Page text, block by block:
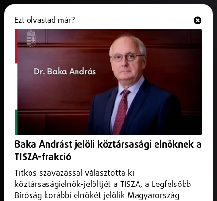
Sántha Kálmán-emlékérmet
vehette át Csépány Tünde
2026. május 26.Debrecen Helyi
A docens asszony az elismerés kapcsán kiemelte, hogy a
mára reális eséllyé vált, hogy a páciensek teljes és aktív
életet élhessenek, emellett a díj történetében ő a második
Ezt olvastad már?
Baka Andrást jelöli köztársasági elnöknek a
TISZA-frakció
Titkos szavazással választotta ki
köztársaságielnök-jelöltjét a TISZA, a Legfelsőbb
Bíróság korábbi elnökét jelölik Magyarország